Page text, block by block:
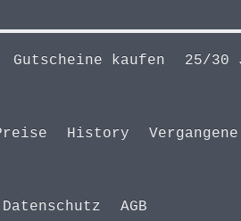
Gutscheine kaufen 25/30
History
Datenschutz AGB